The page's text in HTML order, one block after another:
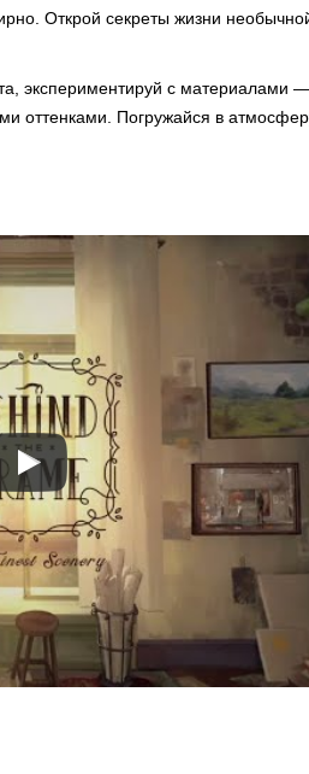
Открой секреты жизни
экспериментируй с материалами
оттенками. Погружайся в